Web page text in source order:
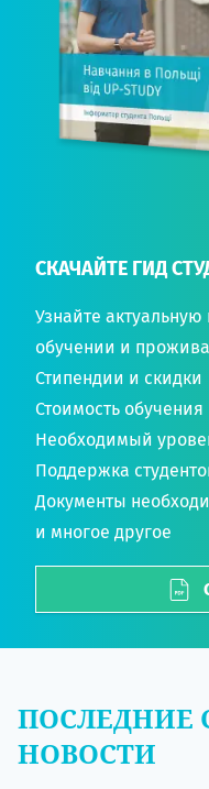
СКАЧАЙТЕ ГИД
Узнайте
обучении и
Стипендии и скидки
Стоимость обучения
Необходимый
Поддержка
Документы
и многое другое
ПОСЛЕДНИЕ
НОВОСТИ